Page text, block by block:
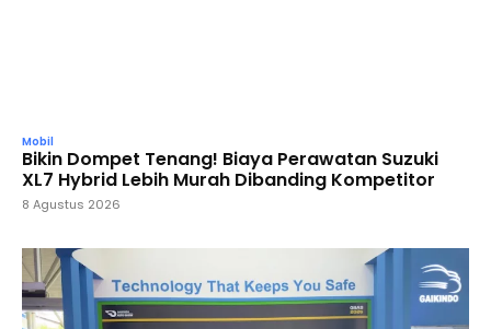
Mobil
Bikin Dompet Tenang! Biaya Perawatan Suzuki
XL7 Hybrid Lebih Murah Dibanding Kompetitor
8 Agustus 2026